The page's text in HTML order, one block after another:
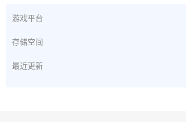
游戏平台
存储空间
最近更新